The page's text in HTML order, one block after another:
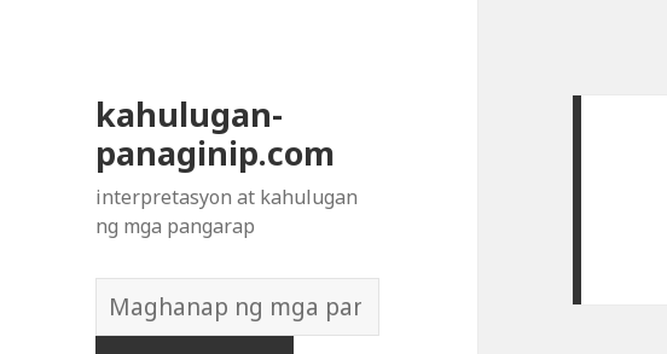
kahulugan-
panaginip.com
interpretasyon at kahulugan
ng mga pangarap
Diksyon
ng